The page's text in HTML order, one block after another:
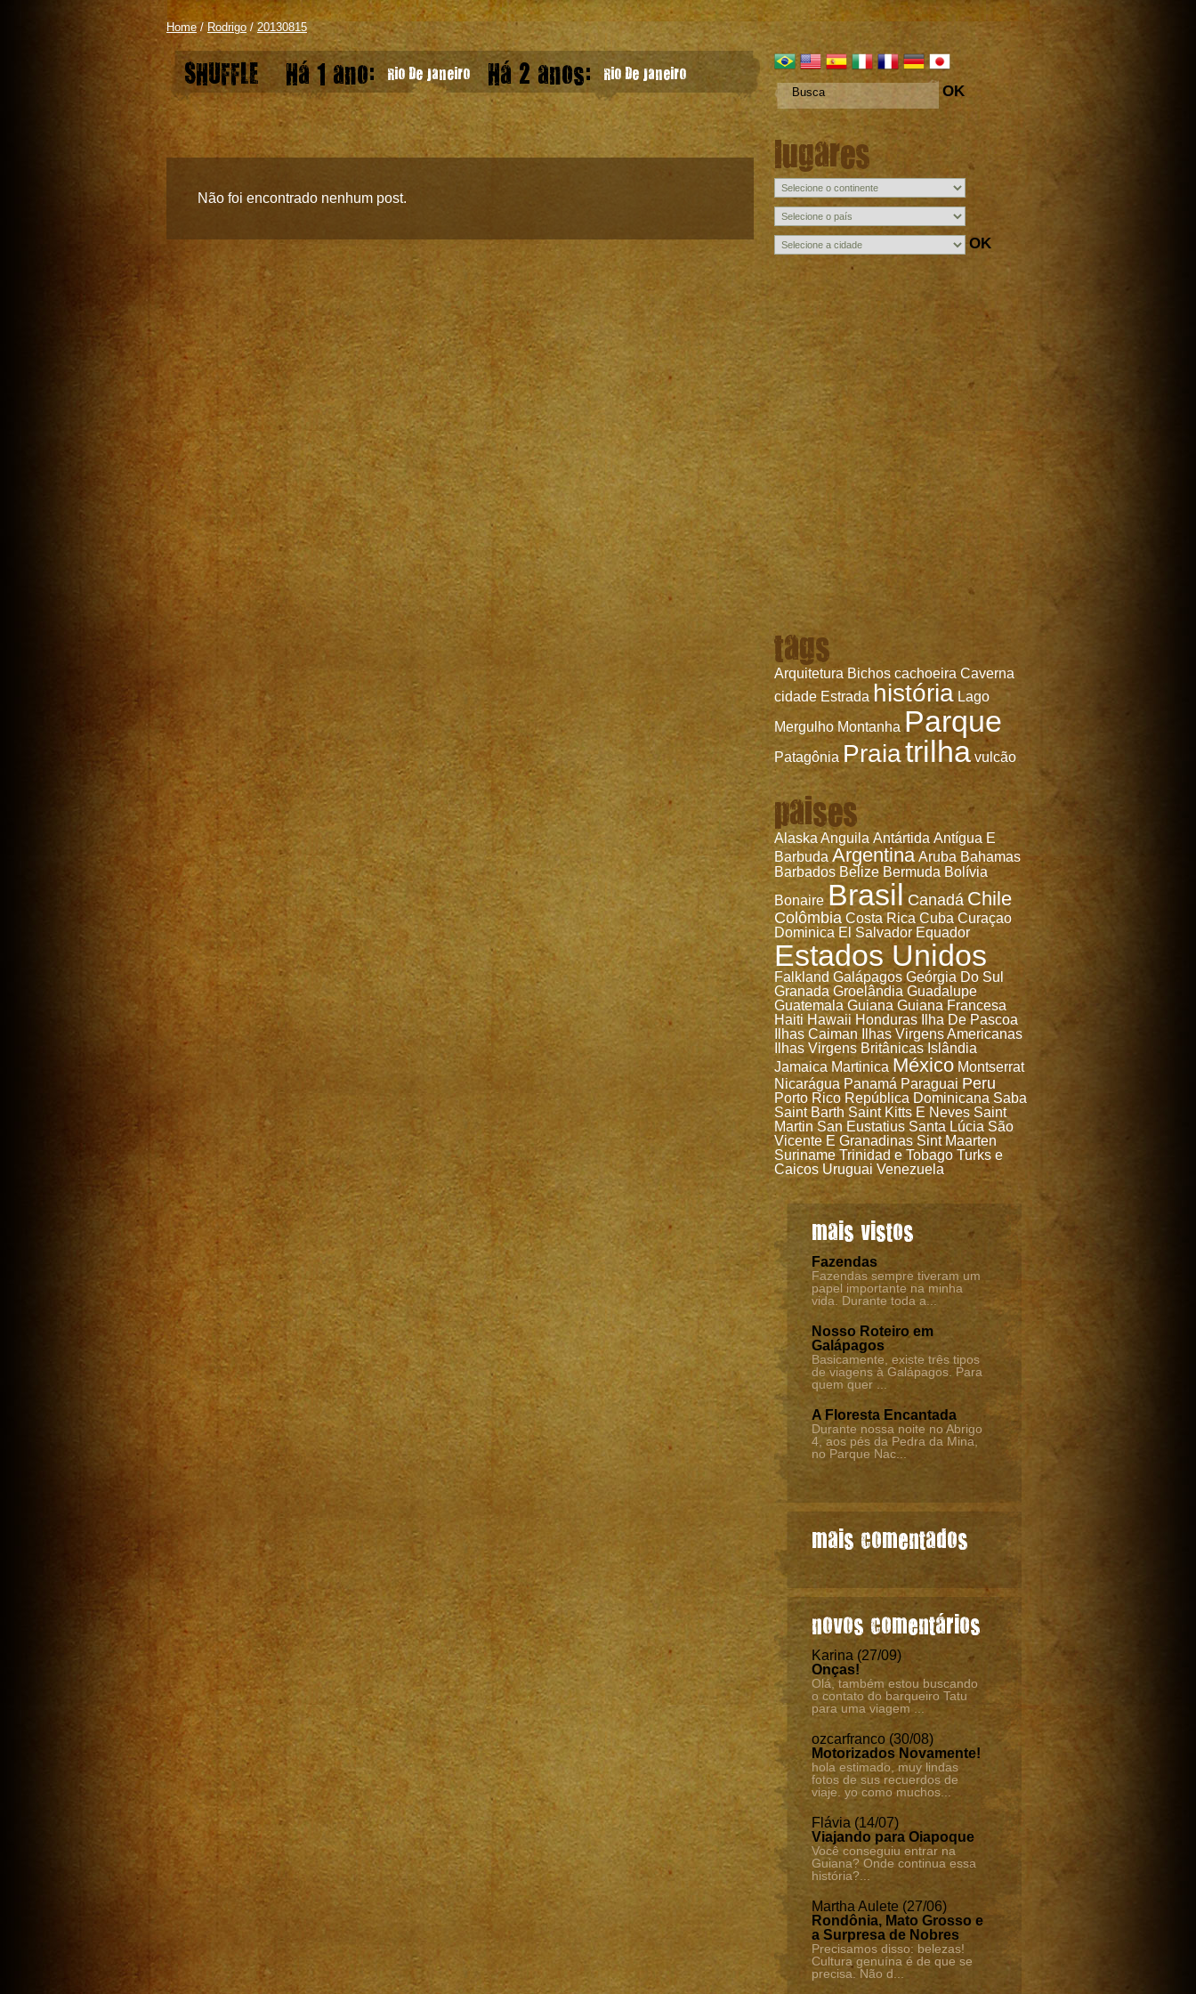
Home/ Rodrigo /20130815
OK
lugares
OK
tags
Arquitetura Bichos cachoeira Caverna
cidade Estrada história Lago
Mergulho Montanha Parque
Patagônia Praiatrilha vulcão
paises
Alaska Anguila Antártida Antígua E
Barbuda Argentina Aruba Bahamas
Barbados Belize Bermuda Bolívia
Bonaire Brasil Canadá Chile
Colômbia Costa Rica Cuba Curaçao
Dominica El Salvador Equador
Estados Unidos
Falkland Galápagos Geórgia Do Sul
Granada Groelândia Guadalupe
Guatemala Guiana Guiana Francesa
Haiti Hawaii Honduras
Ilha De Pascoa
Ilhas Caiman
Ilhas Virgens Americanas
Ilhas Virgens Britânicas Islândia
Jamaica Martinica México Montserrat
Nicarágua Panamá Paraguai Peru
Porto Rico República Dominicana Saba
Saint Barth Saint Kitts E Neves Saint
Martin San Eustatius Santa Lúcia São
Vicente E Granadinas Sint Maarten
Suriname Trinidad e Tobago Turks e
Caicos Uruguai Venezuela
mais vistos
Fazendas
Fazendas sempre tiveram um
papel importante na minha
vida. Durante toda a...
Nosso Roteiro em
Galápagos
Basicamente, existe três tipos
de viagens à Galápagos. Para
quem quer ...
A Floresta Encantada
Durante nossa noite no Abrigo
4, aos pés da Pedra da Mina,
no Parque Nac...
mais comentados
novos comentários
Karina (27/09)
Onças!
Olá, também estou buscando
o contato do barqueiro Tatu
para uma viagem ...
ozcarfranco (30/08)
Motorizados Novamente!
hola estimado, muy lindas
fotos de sus recuerdos de
viaje. yo como muchos...
Flávia (14/07)
Viajando para Oiapoque
Você conseguiu entrar na
Guiana? Onde continua essa
história?...
Martha Aulete (27/06)
Rondônia, Mato Grosso e
a Surpresa de Nobres
Precisamos disso: belezas!
Cultura genuína é de que se
precisa. Não d...
SHUFFLE Há 1 ano: Rio De Janeiro Há 2 anos: Rio De Janeiro
Não foi encontrado nenhum post.